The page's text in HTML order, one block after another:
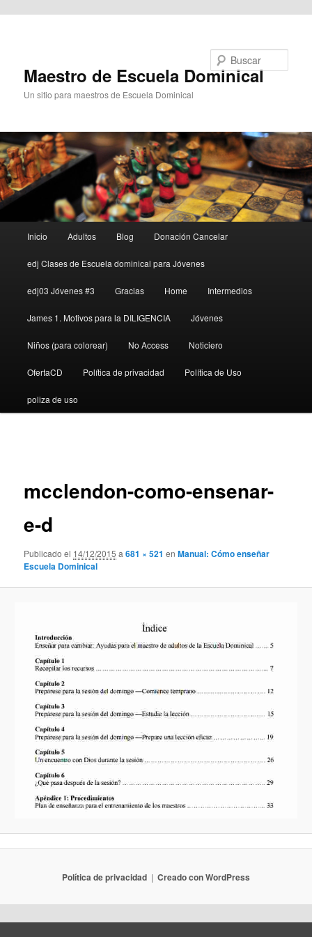
Maestro de Escuela Dominical
Un sitio para maestros de Escuela Dominical
principal
Inicio Adultos Blog Donación Cancelar
edj Clases de Escuela dominical para Jóvenes
edj03 Jóvenes #3 Gracias Home Intermedios
James 1. Motivos para la DILIGENCIA Jóvenes
Niños (para colorear) No Access Noticiero
OfertaCD Política de privacidad Política de Uso
poliza de uso
mcclendon-como-ensenar-
e-d
Publicado el 14/12/2015 a681 × 521 enManual: Cómo enseñar
Escuela Dominical
Política de privacidad Creado con WordPress